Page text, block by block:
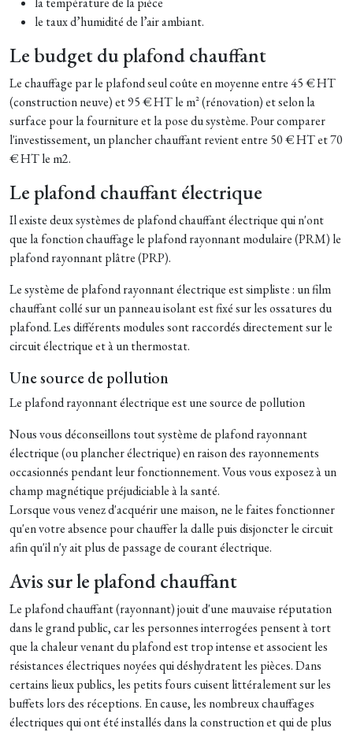
le taux d’humidité de l’air ambiant.
Le budget du plafond chauffant
Le chauffage par le plafond seul coûte en moyenne entre 45 € HT
(construction neuve) et 95 € HT le m² (rénovation) et selon la
surface pour la fourniture et la pose du système. Pour comparer
l'investissement, un plancher chauffant revient entre 50 € HT et 70
€ HT le m2.
Le plafond chauffant électrique
Il existe deux systèmes de plafond chauffant électrique qui n'ont
que la fonction chauffage le plafond rayonnant modulaire (PRM) le
plafond rayonnant plâtre (PRP).
Le système de plafond rayonnant électrique est simpliste : un film
chauffant collé sur un panneau isolant est fixé sur les ossatures du
plafond. Les différents modules sont raccordés directement sur le
circuit électrique et à un thermostat.
Une source de pollution
Le plafond rayonnant électrique est une source de pollution
Nous vous déconseillons tout système de plafond rayonnant
électrique (ou plancher électrique) en raison des rayonnements
occasionnés pendant leur fonctionnement. Vous vous exposez à un
champ magnétique préjudiciable à la santé.
Lorsque vous venez d'acquérir une maison, ne le faites fonctionner
qu'en votre absence pour chauffer la dalle puis disjoncter le circuit
afin qu'il n'y ait plus de passage de courant électrique.
Avis sur le plafond chauffant
Le plafond chauffant (rayonnant) jouit d'une mauvaise réputation
dans le grand public, car les personnes interrogées pensent à tort
que la chaleur venant du plafond est trop intense et associent les
résistances électriques noyées qui déshydratent les pièces. Dans
certains lieux publics, les petits fours cuisent littéralement sur les
buffets lors des réceptions. En cause, les nombreux chauffages
électriques qui ont été installés dans la construction et qui de plus